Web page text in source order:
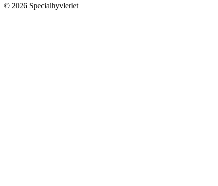
© 2026 Specialhyvleriet